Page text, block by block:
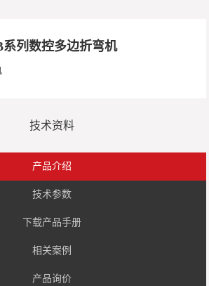
系列数控多边折弯机
技术资料
产品介绍
技术参数
下载产品手册
相关案例
产品询价